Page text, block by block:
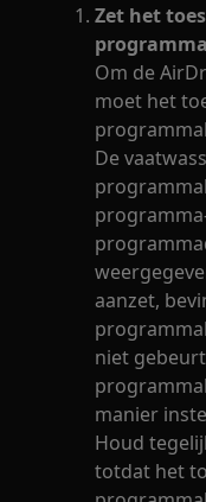
Zet het
Om de
moet het
De
aanzet,
niet
manier
Houd
totdat het